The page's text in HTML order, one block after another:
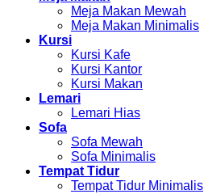
Meja Makan Mewah
Meja Makan Minimalis
Kursi
Kursi Kafe
Kursi Kantor
Kursi Makan
Lemari
Lemari Hias
Sofa
Sofa Mewah
Sofa Minimalis
Tempat Tidur
Tempat Tidur Minimalis